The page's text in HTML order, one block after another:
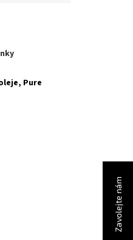
Zavolejte nám
Pure